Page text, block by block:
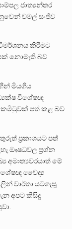
ජාත්‍යන්තර
චමල් සංජීව
කිරීමට
නොමැති බව
මියගිය
විශේෂඥ
කමිටුවක් පත් කළ බව
ප්‍රකාශයට පත්
ඖෂධවල ප්‍රශ්න
අමාත්‍යවරයාත් මේ
වෛද්‍ය
වාර්තා යටගැසූ
අපට කිසිදු